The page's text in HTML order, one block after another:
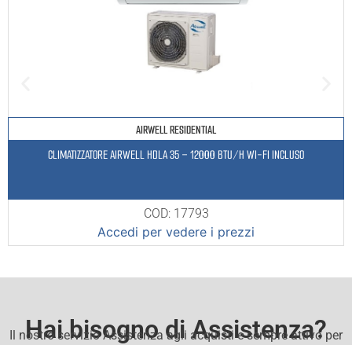
AIRWELL RESIDENTIAL
CLIMATIZZATORE AIRWELL HDLA 35 – 12000 BTU/H WI-FI INCLUSO
COD: 17793
Accedi per vedere i prezzi
Hai bisogno di Assistenza?
Il nostro servizio Assistenza agli acquisti e sempre attivo per